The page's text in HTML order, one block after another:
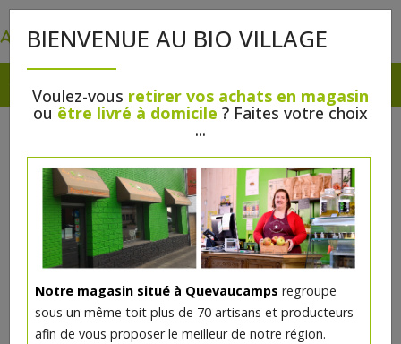
BIENVENUE AU BIO VILLAGE
Voulez-vous retirer vos achats en magasin
ou être livré à domicile ? Faites votre choix
...
Notre magasin situé à Quevaucamps regroupe
sous un même toit plus de 70 artisans et producteurs
afin de vous proposer le meilleur de notre région.